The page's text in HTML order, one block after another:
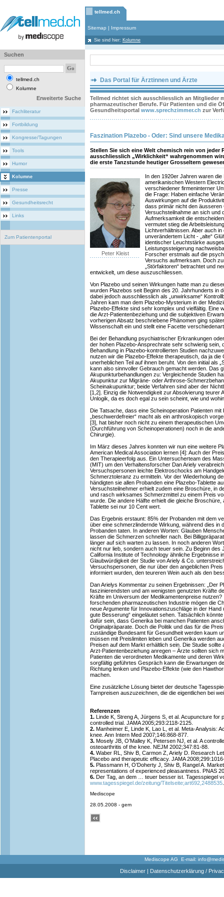
tellmed.ch
Sitemap | Impressum
Sie sind hier: Kolumne
Suchen
tellmed.ch
Kolumne
Erweiterte Suche
Fachliteratur
Fortbildung
Kongresse/Tagungen
Tools
Humor
Kolumne
Presse
Gesundheitsrecht
Links
Zum Patientenportal
Das Portal für Ärztinnen und Ärzte
Tellmed richtet sich ausschliesslich an Mitglieder
pharmazeutischer Berufe. Für Patienten und die
Gesundheitsportal www.sprechzimmer.ch zur
Faszination Plazebo - Oder: Sind unsere
Stellen Sie sich eine Welt chemisch rein von jeder
ausschliesslich „Wirklichkeit“ wahrgenommen
die erste Tanzstunde heutiger Grosseltern
Peter Kleist
In den 1920er Jahren waren
amerikanischen Western
verschiedener firmeninterner
die Frage: Haben einfache
Auswirkungen auf die
dass primär nicht den
Versuchsteilnahme an sich und
Aufmerksamkeit die
vermutet stieg die
Lichtverhältnissen. Aber auch in
unverändertem Licht - „alte“
identischer Leuchtstärke
Leistungssteigerung
Forscher erstmals auf die
Versuchs aufmerksam. Doch
„Störfaktoren“ betrachtet und
entwickelt, um diese auszuschliessen.
Von Plazebo und seinen Wirkungen hatte man zu
wurden Plazebos seit Beginn des 20. Jahrhunderts in
dabei jedoch ausschliesslich als „unwirksame“
Jahren kam man dem Plazebo-Mysterium in der
Plazebo-Effekte sind sehr komplex und vielfältig. Eine
die Arzt-Patientenbeziehung und die subjektiven
vorherigen Absatz beschriebene Phänomen ging
Wissenschaft ein und stellt eine Facette
Bei der Behandlung psychiatrischer Erkrankungen
der hohen Plazebo-Ansprechrate sehr schwierig sein,
Behandlung in Plazebo-kontrollierten Studien
nutzen wir die Plazebo-Effekte therapeutisch, da ja
unerheblichen Teil auf ihnen beruht. Von den initial als
kann also sinnvoller Gebrauch gemacht werden. Das
Akupunkturbehandlungen zu: Vergleichende Studien
Akupunktur zur Migräne- oder Arthrose-
Scheinakupunktur; beide Verfahren sind aber der
[1,2]. Einzig die Notwendigkeit zur Absolvierung teurer
Unlogik, da es doch egal zu sein scheint, wie und
Die Tatsache, dass eine Scheinoperation Patienten mit
„beschwerdefreier“ macht als ein arthroskopisch
[3], hat bisher noch nicht zu einem therapeutischen
(Durchführung von Scheinoperationen) noch in die
Chirurgie).
Im März dieses Jahres konnten wir nun eine weitere
American Medical Association lernen [4]: Auch der
den Therapieerfolg aus. Ein Untersucherteam des
(MIT) um den Verhaltensforscher Dan Ariely
Versuchspersonen leichte Elektroschocks am
Schmerztoleranz zu ermitteln. Vor der Wiederholung
händigten sie allen Probanden eine Plazebo-Tablette
Versuchsteilnehmer erhielt zudem eine Broschüre, in
und rasch wirksames Schmerzmittel zu einem Preis
wurde. Die andere Hälfte erhielt die gleiche Broschüre,
Tablette sei nur 10 Cent wert.
Das Ergebnis erstaunt: 85% der Probanden mit dem
über eine schmerzlindernde Wirkung, während dies in
Probanden taten. In anderen Worten: Glauben
lassen die Schmerzen schneller nach. Bei
länger auf sich warten zu lassen. In noch anderen
nicht nur lieb, sondern auch teuer sein. Zu Beginn
California Institute of Technology ähnliche Ergebnisse
Glaubwürdigkeit der Studie von Ariely & Co.
Versuchspersonen, die nur über den angeblichen
informiert wurden, den teureren Wein auch als den
Dan Arielys Kommentar zu seinen Ergebnissen: „Der
faszinierendsten und am wenigsten genutzten Kräfte
Kräfte im Universum der Medikamentenpreise nutzen?
forschenden pharmazeutischen Industrie mögen die
neue Argumente für Innovationszuschläge in der Hand
gute Besserung“ eingeläutet sehen. Tatsächlich
dafür sein, dass Generika bei manchen Patienten
Originalpräparate. Doch die Politik und das für die
zuständige Bundesamt für Gesundheit werden kaum
müssen mit Preislimiten leben und Generika werden
Preisen auf dem Markt erhältlich sein. Die Studie
Arzt-Patientenbeziehung anregen – Ärzte sollten sich
Patienten die verordneten Medikamente und deren
sorgfältig geführtes Gespräch kann die Erwartungen
Richtung lenken und Plazebo-Effekte (wie den
machen.
Eine zusätzliche Lösung bietet der deutsche
Tarnpreisen auszuzeichnen, die die eigentlichen bei
Referenzen
1. Linde K, Streng A, Jürgens S, et al. Acupuncture for
controlled trial. JAMA 2005;293:2118-2125.
2. Manheimer E, Linde K, Lao L, et al. Meta-Analysis:
knee. Ann Intern Med 2007;146:868-877.
3. Mosely JB, O’Malley K, Petersen NJ, et al. A
osteoarthritis of the knee. NEJM 2002;347:81-88.
4. Waber RL, Shiv B, Carmon Z, Ariely D. Research
Placebo and therapeutic efficacy. JAMA
5. Plassmann H, O’Doherty J, Shiv B, Rangel A.
representations of experienced pleasantness. PNAS
6. Der Tag, an dem … teuer besser ist. Tagesspiegel
www.tagesspiegel.de/zeitung/Titelseite;art692,2488535
Mediscope
28.05.2008 - gem
Mediscope AG E-mail:
Disclaimer| Datenschutzerklärung /